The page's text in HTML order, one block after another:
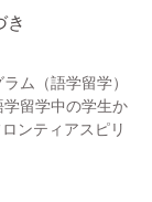
き
ム（語学留学）
留学中の学生か
ンティアスピリ